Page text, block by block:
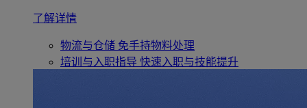
了解详情
物流与仓储 免手持物料处理
培训与入职指导 快速入职与技能提升